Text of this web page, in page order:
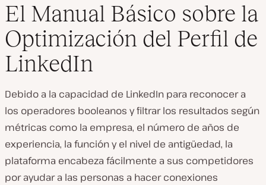
El Manual Básico sobre la
Optimización del Perfil de
LinkedIn
Debido a la capacidad de LinkedIn para reconocer a
los operadores booleanos y filtrar los resultados según
métricas como la empresa, el número de años de
experiencia, la función y el nivel de antigüedad, la
plataforma encabeza fácilmente a sus competidores
por ayudar a las personas a hacer conexiones